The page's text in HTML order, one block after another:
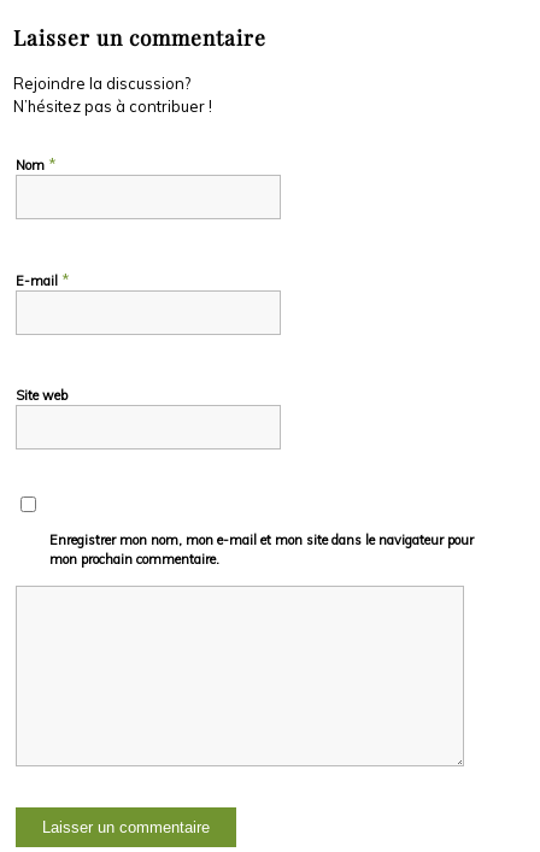
Laisser un commentaire
Rejoindre la discussion?
N’hésitez pas à contribuer !
Nom *
E-mail *
Site web
Enregistrer mon nom, mon e-mail et mon site dans le navigateur pour
mon prochain commentaire.